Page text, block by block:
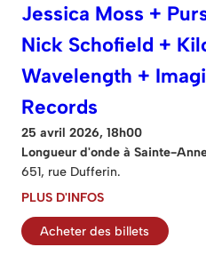
Jessica Moss +
Nick Schofield +
Wavelength +
Records
25 avril 2026, 18h00
Longueur d'onde à Sainte-
651, rue Dufferin.
PLUS D'INFOS
Acheter des billets